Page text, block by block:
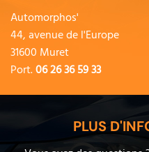
Automorphos'
44, avenue de l'Europe
31600 Muret
Port.06 26 36 59 33
PLUS